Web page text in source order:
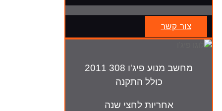
צור קשר
מחשב מנוע פיג'ו 308 2011
כולל התקנה
אחריות לחצי שנה